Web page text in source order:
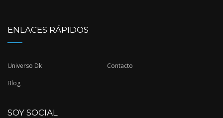
ENLACES RÁPIDOS
Universo Dk Contacto
Blog
SOY SOCIAL